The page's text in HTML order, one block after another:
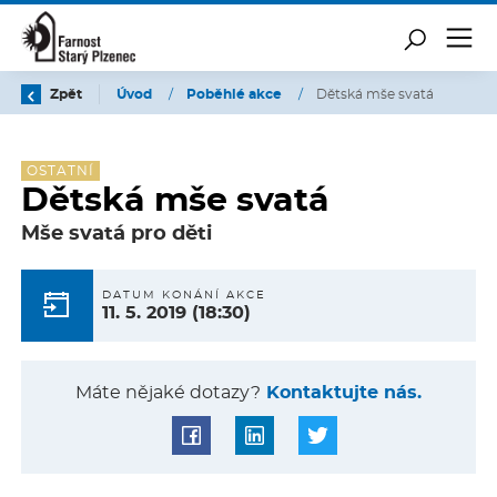
Zpět Úvod / Poběhlé akce / Dětská mše svatá
OSTATNÍ
Dětská mše svatá
Mše svatá pro děti
DATUM KONÁNÍ AKCE
11. 5. 2019 (18:30)
Máte nějaké dotazy? Kontaktujte nás.